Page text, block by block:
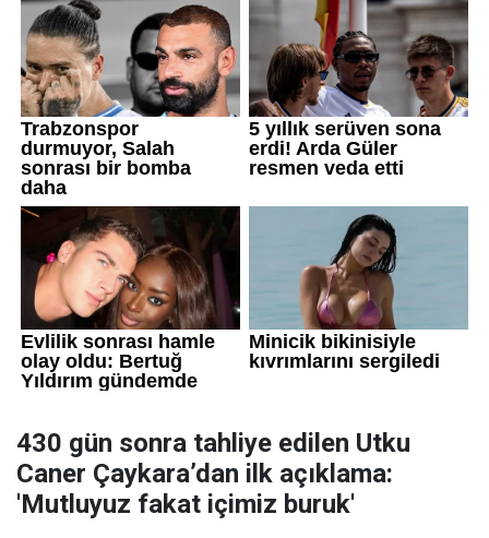
430 gün sonra tahliye edilen Utku
Caner Çaykara’dan ilk açıklama:
'Mutluyuz fakat içimiz buruk'